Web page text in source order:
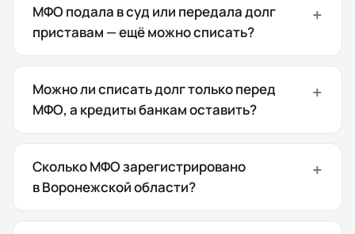
МФО подала в суд или передала долг
приставам — ещё можно списать?
Можно ли списать долг только перед
МФО, а кредиты банкам оставить?
Сколько МФО зарегистрировано
в Воронежской области?